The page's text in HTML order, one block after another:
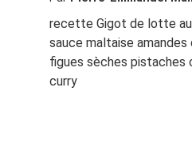
recette Gigot de lotte
sauce maltaise
figues sèches pistaches
curry